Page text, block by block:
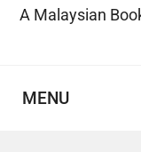
A Malaysian
MENU